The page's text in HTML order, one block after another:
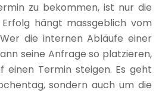
zu bekommen, ist nur die
hängt massgeblich vom
die internen Abläufe einer
seine Anfrage so platzieren,
einen Termin steigen. Es geht
sondern auch um die